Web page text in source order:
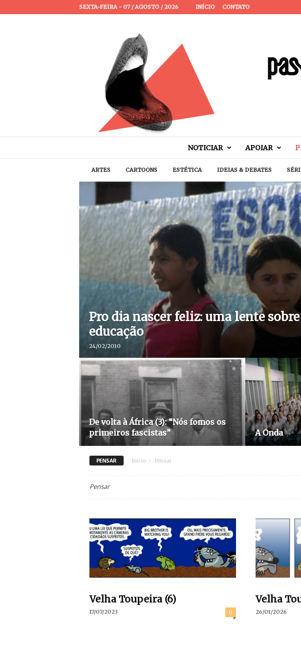
SEXTA-FEIRA - 07 / AGOSTO / 2026 INÍCIO CONTATO
NOTICIAR APOIAR
ARTES CARTOONS ESTÉTICA IDEIAS & DEBATES
Pro dia nascer feliz: uma lente
educação
24/02/2010
De volta à África (3): “Nós fomos os
primeiros fascistas”
A Onda
PENSAR Início Pensar
Pensar
Velha Toupeira (6)
17/07/2023 0
Velha
26/01/2026